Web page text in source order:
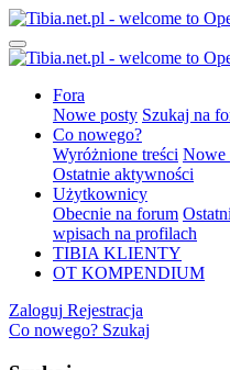
Fora
Nowe posty Szukaj na
Co nowego?
Wyróżnione treści Nowe
Ostatnie aktywności
Użytkownicy
Obecnie na forum
wpisach na profilach
TIBIA KLIENTY
OT KOMPENDIUM
Zaloguj Rejestracja
Co nowego? Szukaj